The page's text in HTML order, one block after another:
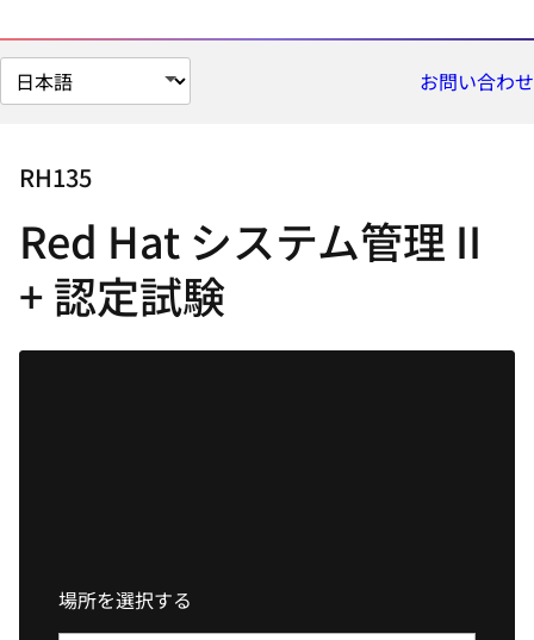
ペ
ー
選
し
お問い合わせ
RH135
Red Hat システム管理 II
+ 認定試験
場所を選択する